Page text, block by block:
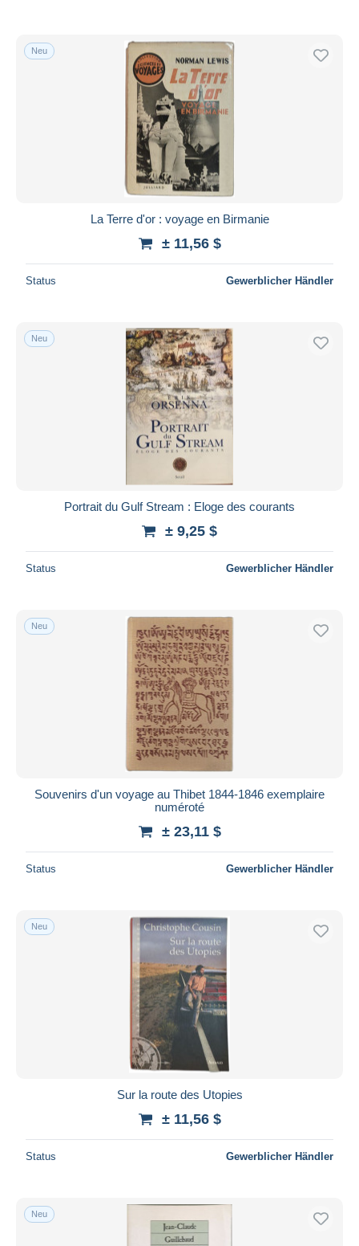
Neu
La Terre d'or : voyage en Birmanie
± 11,56 $
Status Gewerblicher Händler
Neu
Portrait du Gulf Stream : Eloge des courants
± 9,25 $
Status Gewerblicher Händler
Neu
Souvenirs d'un voyage au Thibet 1844-1846 exemplaire
numéroté
± 23,11 $
Status Gewerblicher Händler
Neu
Sur la route des Utopies
± 11,56 $
Status Gewerblicher Händler
Neu